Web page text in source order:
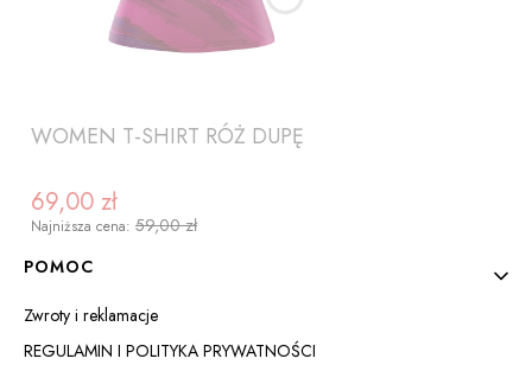
WOMEN T-SHIRT RÓŻ DUPĘ
Cena promocyjna
69,00 zł
Najniższa cena: 59,00 zł
Linki w stopce
POMOC
Zwroty i reklamacje
REGULAMIN I POLITYKA PRYWATNOŚCI